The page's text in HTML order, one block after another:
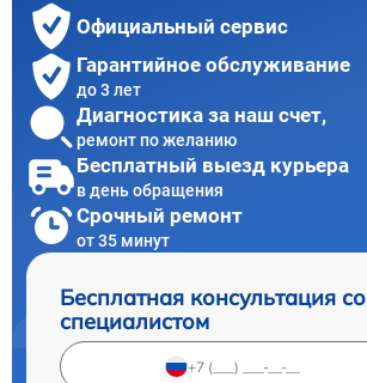
Официальный сервис
Гарантийное обслуживание
до 3 лет
Диагностика за наш счет,
ремонт по желанию
Бесплатный выезд курьера
в день обращения
Срочный ремонт
от 35 минут
Бесплатная консультация со
специалистом